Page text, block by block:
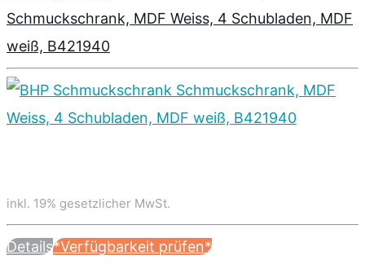
Schmuckschrank, MDF Weiss, 4 Schubladen, MDF
weiß, B421940
inkl. 19% gesetzlicher MwSt.
Details*Verfügbarkeit prüfen*